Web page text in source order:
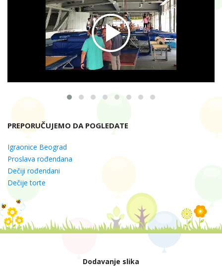
PREPORUČUJEMO DA POGLEDATE
Igraonice Beograd
Proslava rođendana
Dečiji rođendani
Dečije torte
Dodavanje slika